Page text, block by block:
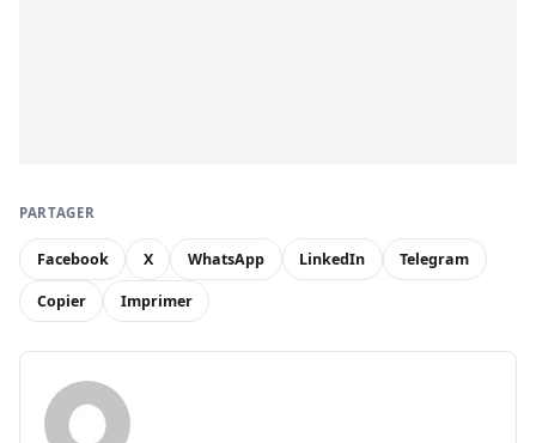
PARTAGER
Facebook X WhatsApp LinkedIn Telegram
Copier Imprimer